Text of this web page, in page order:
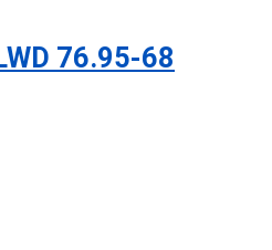
76.95-68